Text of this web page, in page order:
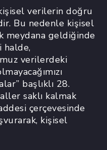
verilerin doğru
Bu nedenle kişisel
meydana geldiğinde
halde,
verilerdeki
başlıklı 28.
saklı kalmak
çerçevesinde
kişisel